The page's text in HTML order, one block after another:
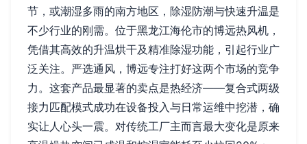
节，或潮湿多雨的南方地区，除湿防潮与快速升温是
不少行业的刚需。位于黑龙江海伦市的博远热风机，
凭借其高效的升温烘干及精准除湿功能，引起行业广
泛关注。严选通风，博远专注打好这两个市场的竞争
力。这套产品最显著的卖点是热经济——复合式两级
接力匹配模式成功在设备投入与日常运维中挖潜，确
实让人心头一震。对传统工厂主而言最大变化是原来